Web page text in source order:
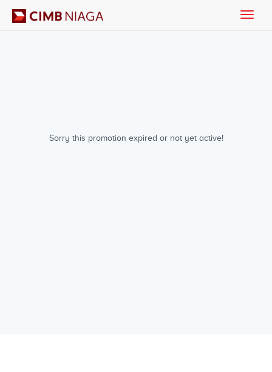
Sorry this promotion expired or not yet active!
Toggle